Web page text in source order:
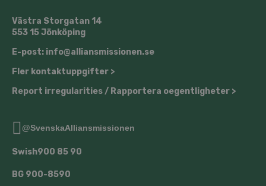
Västra Storgatan 14
553 15 Jönköping
E-post: info@alliansmissionen.se
Fler kontaktuppgifter >
Report irregularities / Rapportera oegentligheter >
@SvenskaAlliansmissionen
Swish900 85 90
BG 900-8590